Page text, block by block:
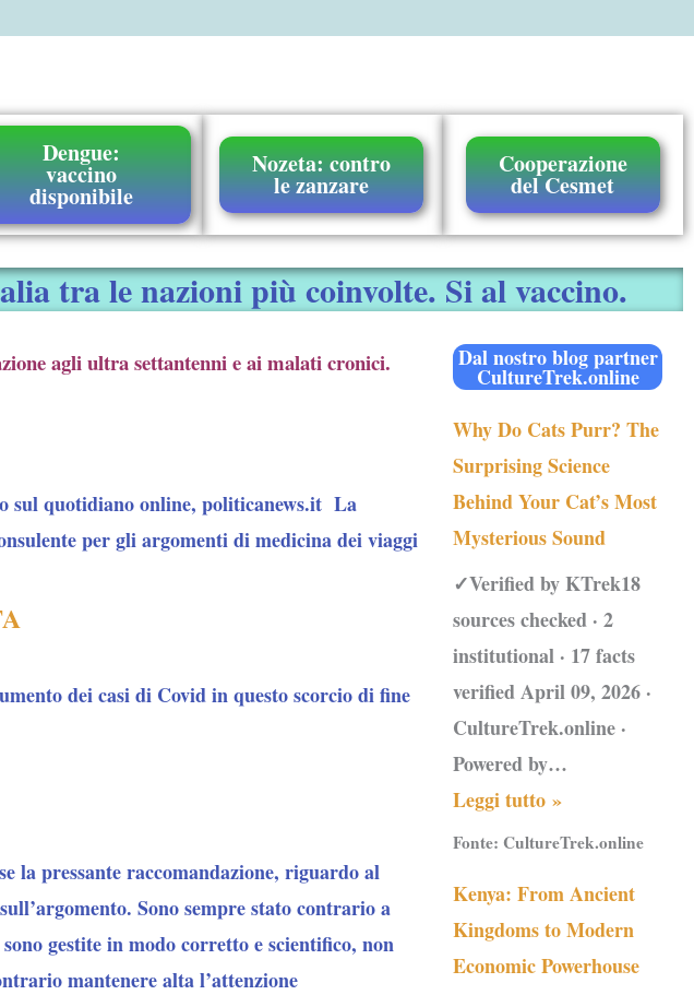
Dengue:
vaccino
disponibile
Nozeta: contro
le zanzare
Cooperazione
del Cesmet
tra le nazioni più coinvolte. Si al vaccino.
agli ultra settantenni e ai malati cronici.
sul quotidiano online, politicanews.it La
per gli argomenti di medicina dei viaggi
dei casi di Covid in questo scorcio di fine
la pressante raccomandazione, riguardo al
Sono sempre stato contrario a
gestite in modo corretto e scientifico, non
mantenere alta l’attenzione
Dal nostro blog partner
CultureTrek.online
Why Do Cats Purr? The
Surprising Science
Behind Your Cat’s Most
Mysterious Sound
✓Verified by KTrek18
sources checked · 2
institutional · 17 facts
verified April 09, 2026 ·
CultureTrek.online ·
Powered by…
Leggi tutto »
Fonte:CultureTrek.online
Kenya: From Ancient
Kingdoms to Modern
Economic Powerhouse